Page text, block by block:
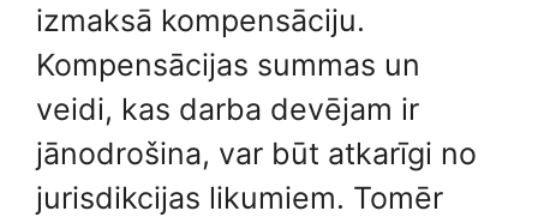
izmaksā kompensāciju.
Kompensācijas summas un
veidi, kas darba devējam ir
jānodrošina, var būt atkarīgi no
jurisdikcijas likumiem. Tomēr